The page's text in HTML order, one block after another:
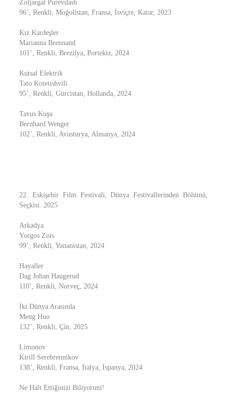
Zoljargal Purevdash
96’, Renkli, Moğolistan, Fransa, İsviçre, Katar, 2023
Kız Kardeşler
Marianna Brennand
101’, Renkli, Brezilya, Portekiz, 2024
Kutsal Elektrik
Tato Kotetishvili
95’, Renkli, Gürcistan, Hollanda, 2024
Tavus Kuşu
Bernhard Wenger
102’, Renkli, Avusturya, Almanya, 2024
22. Eskişehir Film Festivali, Dünya Festivallerinden Bölümü,
Seçkisi. 2025
Arkadya
Yorgos Zois
99’, Renkli, Yunanistan, 2024
Hayaller
Dag Johan Haugerud
110’, Renkli, Norveç, 2024
İki Dünya Arasında
Meng Huo
132’, Renkli, Çin, 2025
Limonov
Kirill Serebrennikov
138’, Renkli, Fransa, İtalya, İspanya, 2024
Ne Halt Ettiğinizi Biliyorum!